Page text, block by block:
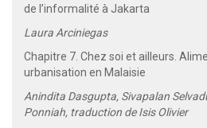
de l’informalité à Jakarta
Laura Arciniegas
Chapitre 7. Chez soi et ailleurs.
urbanisation en Malaisie
Anindita Dasgupta, Sivapalan
Ponniah, traduction de Isis Olivier